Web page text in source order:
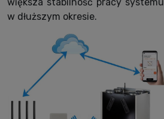
w dłuższym okresie.